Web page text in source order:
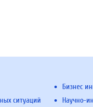
ситуаций
Бизнес
Научно-